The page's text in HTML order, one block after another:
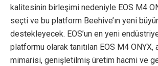
kalitesinin birleşimi nedeniyle EOS M4
seçti ve bu platform Beehive’ın yeni
destekleyecek. EOS’un en yeni
platformu olarak tanıtılan EOS M4 ONYX,
mimarisi, genişletilmiş üretim hacmi ve